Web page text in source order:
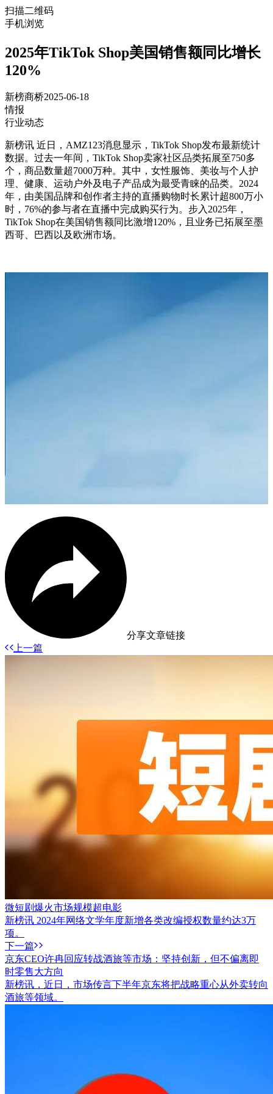
扫描二维码
手机浏览
2025年TikTok Shop美国销售额同比增长
120%
新榜商桥2025-06-18
情报
行业动态
新榜讯 近日，AMZ123消息显示，TikTok Shop发布最新统计
数据。过去一年间，TikTok Shop卖家社区品类拓展至750多
个，商品数量超7000万种。其中，女性服饰、美妆与个人护
理、健康、运动户外及电子产品成为最受青睐的品类。2024
年，由美国品牌和创作者主持的直播购物时长累计超800万小
时，76%的参与者在直播中完成购买行为。步入2025年，
TikTok Shop在美国销售额同比激增120%，且业务已拓展至墨
西哥、巴西以及欧洲市场。
分享文章链接
上一篇
微短剧爆火市场规模超电影
新榜讯 2024年网络文学年度新增各类改编授权数量约达3万
项。
下一篇
京东CEO许冉回应转战酒旅等市场：坚持创新，但不偏离即
时零售大方向
新榜讯，近日，市场传言下半年京东将把战略重心从外卖转向
酒旅等领域。